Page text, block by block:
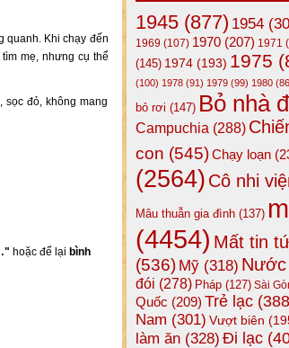
quanh. Khi chạy đến
mẹ, nhưng cụ thể
sọc đỏ, không mang
hoặc để lại bình
1945 (877) 1954
1969 (107) 1970 (207) 1971
(145) 1974 (193) 1975
(100) 1978 (91) 1979 (99) 1980
bỏ rơi (147) Bỏ nhà
Campuchia (288)
con (545)Chạy loạn
(2564) Cô nhi
Mâu thuẫn gia đình (137)
(4454) Mất tin
(536) Mỹ (318) Nước
đói (278) Pháp (127) Sài
Quốc (209) Trẻ lạc
Nam (301) Vượt biên
làm ăn (328) Đi lạc